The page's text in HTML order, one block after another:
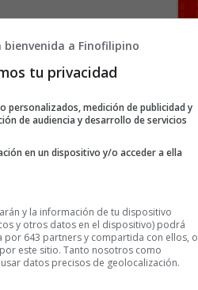
bienvenida a Finofilipino
tu privacidad
personalizados, medición de publicidad y
de audiencia y desarrollo de servicios
en un dispositivo y/o acceder a ella
y la información de tu dispositivo
y otros datos en el dispositivo) podrá
por 643 partners y compartida con ellos, o
este sitio. Tanto nosotros como
datos precisos de geolocalización.